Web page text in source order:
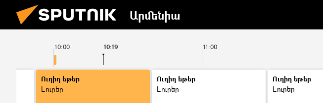
Արմենիա
10:00 11:00
10:19
Ուղիղ եթեր
Լուրեր
Ուղիղ եթեր
Լուրեր
Ուղիղ եթեր
Լուրեր